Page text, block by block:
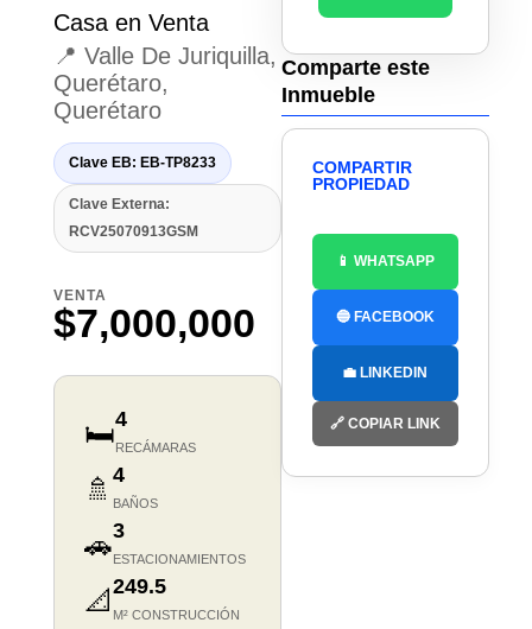
Casa en Venta
📍 Valle De Juriquilla,
Querétaro,
Querétaro
Clave EB: EB-TP8233
Clave Externa:
RCV25070913GSM
VENTA
$7,000,000
🛏️4
RECÁMARAS
🚿 4
BAÑOS
🚗3
ESTACIONAMIENTOS
📐 249.5
M² CONSTRUCCIÓN
Comparte este
Inmueble
COMPARTIR
PROPIEDAD
📱 WHATSAPP
🔵 FACEBOOK
💼 LINKEDIN
🔗 COPIAR LINK